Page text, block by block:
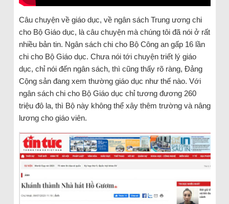
Câu chuyện về giáo dục, về ngân sách Trung ương chi
cho Bộ Giáo dục, là câu chuyện mà chúng tôi đã nói ở rất
nhiều bản tin. Ngân sách chi cho Bộ Công an gấp 16 lần
chi cho Bộ Giáo dục. Chưa nói tới chuyện triết lý giáo
dục, chỉ nói đến ngân sách, thì cũng thấy rõ ràng, Đảng
Cộng sản đang xem thường giáo dục như thế nào. Với
ngân sách chi cho Bộ Giáo dục chỉ tương đương 260
triệu đô la, thì Bộ này không thể xây thêm trường và nâng
lương cho giáo viên.